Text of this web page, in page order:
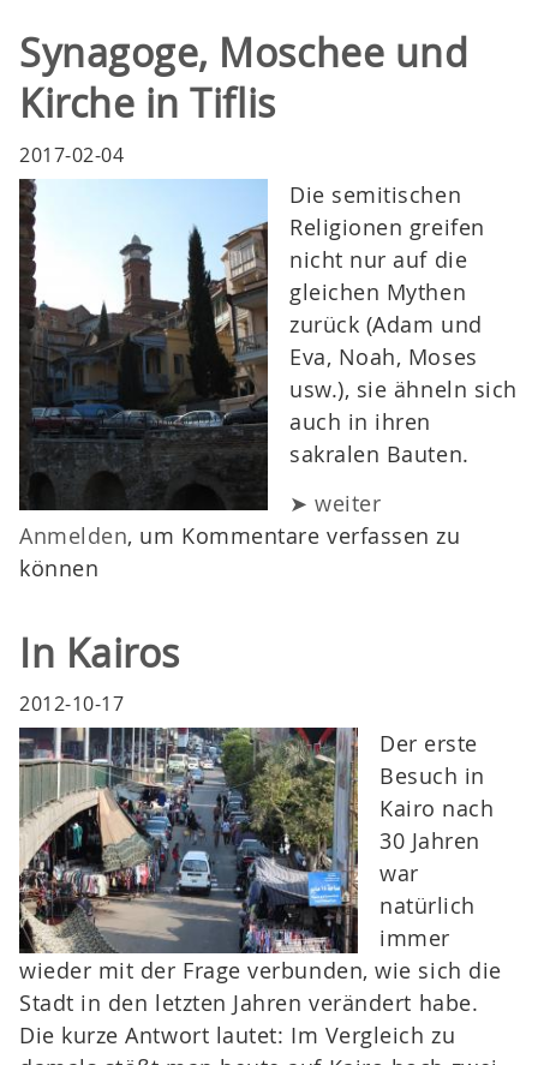
Synagoge, Moschee und
Kirche in Tiflis
2017-02-04
Die semitischen
Religionen greifen
nicht nur auf die
gleichen Mythen
zurück (Adam und
Eva, Noah, Moses
usw.), sie ähneln sich
auch in ihren
sakralen Bauten.
➤ weiter
Anmelden, um Kommentare verfassen zu
können
In Kairos
2012-10-17
Der erste
Besuch in
Kairo nach
30 Jahren
war
natürlich
immer
wieder mit der Frage verbunden, wie sich die
Stadt in den letzten Jahren verändert habe.
Die kurze Antwort lautet: Im Vergleich zu